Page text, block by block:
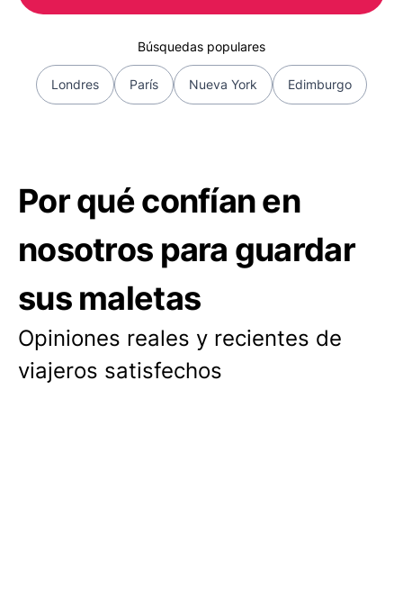
Búsquedas populares
Londres París Nueva York Edimburgo
Por qué confían en
nosotros para guardar
sus maletas
Opiniones reales y recientes de
viajeros satisfechos